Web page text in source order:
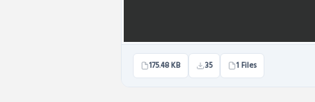
175.48 KB 35 1 Files